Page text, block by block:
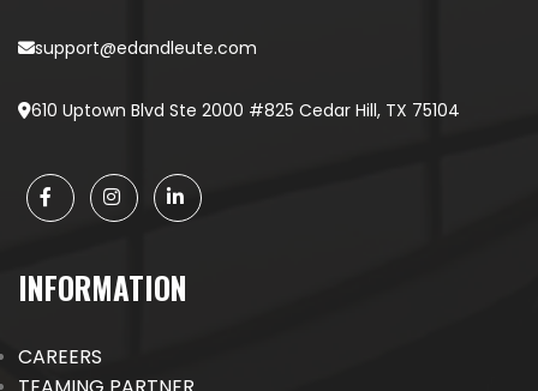
support@edandleute.com
610 Uptown Blvd Ste 2000 #825 Cedar Hill, TX 75104
INFORMATION
CAREERS